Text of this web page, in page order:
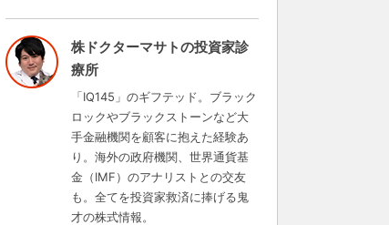
株ドクターマサトの投資家診
療所
「IQ145」のギフテッド。ブラック
ロックやブラックストーンなど大
手金融機関を顧客に抱えた経験あ
り。海外の政府機関、世界通貨基
金（IMF）のアナリストとの交友
も。全てを投資家救済に捧げる鬼
才の株式情報。